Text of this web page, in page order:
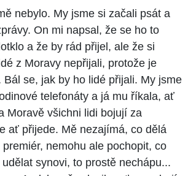
nebylo. My jsme si začali psát a
On mi napsal, že se ho to
a že by rád přijel, ale že si
z Moravy nepřijali, protože je
Bál se, jak by ho lidé přijali. My jsme
telefonáty a já mu říkala, ať
Moravě všichni lidi bojují za
ať přijede. Mě nezajímá, co dělá
nemohu ale pochopit, co
synovi, to prostě nechápu...